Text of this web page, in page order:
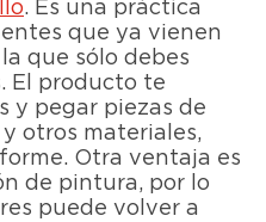
. Es una práctica
que ya vienen
que sólo debes
El producto te
y pegar piezas de
otros materiales,
Otra ventaja es
de pintura, por lo
puede volver a